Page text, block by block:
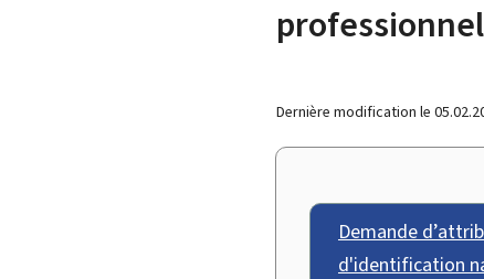
Dernière modification le
Demande
d'identification